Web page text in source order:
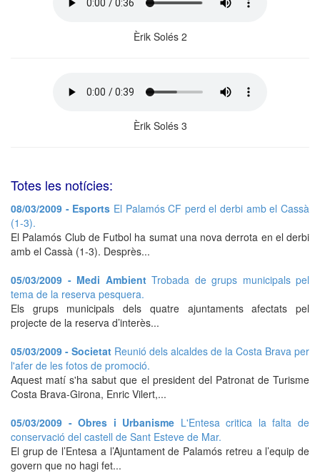
Èrik Solés 2
Èrik Solés 3
Totes les notícies:
08/03/2009 - Esports El Palamós CF perd el derbi amb el Cassà
(1-3).
El Palamós Club de Futbol ha sumat una nova derrota en el derbi
amb el Cassà (1-3). Desprès...
05/03/2009 - Medi Ambient Trobada de grups municipals pel
tema de la reserva pesquera.
Els grups municipals dels quatre ajuntaments afectats pel
projecte de la reserva d’interès...
05/03/2009 - Societat Reunió dels alcaldes de la Costa Brava per
l'afer de les fotos de promoció.
Aquest matí s'ha sabut que el president del Patronat de Turisme
Costa Brava-Girona, Enric Vilert,...
05/03/2009 - Obres i Urbanisme L'Entesa critica la falta de
conservació del castell de Sant Esteve de Mar.
El grup de l’Entesa a l’Ajuntament de Palamós retreu a l’equip de
govern que no hagi fet...